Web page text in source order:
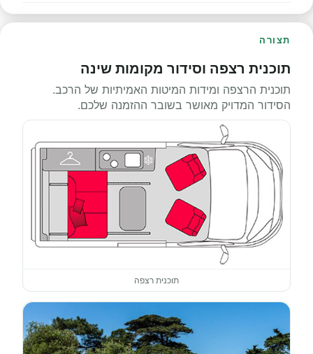
תצורה
תוכנית רצפה וסידור מקומות שינה
תוכנית הרצפה ומידות המיטות האמיתיות של הרכב.
הסידור המדויק מאושר בשובר ההזמנה שלכם.
תוכנית רצפה